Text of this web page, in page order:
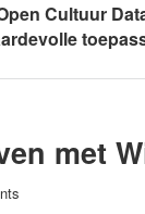
Cultuur
met